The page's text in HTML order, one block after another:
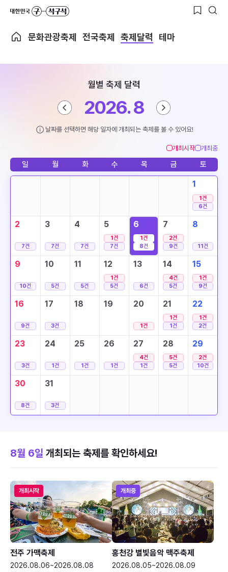
문화관광축제 전국축제 축제달력 테마
월별 축제 달력
2026. 8
날짜를 선택하면 해당 일자에 개최되는 축제를 볼 수 있어요!
개최시작 개최중
일 월 화 수 목 금 토
1
1건
6건
2
7건
3
7건
4
7건
5
1건
7건
6
1건
8건
7
2건
9건
8
11건
9
10건
10
5건
11
5건
12
1건
5건
13
6건
14
4건
5건
15
1건
9건
16
9건
17
3건
18 19 20
1건
21
1건
1건
22
1건
2건
23
3건
24
1건
25
1건
26
1건
27
4건
1건
28
5건
5건
29
2건
10건
30
8건
31
3건
8월 6일 개최되는 축제를 확인하세요!
개최시작
전주 가맥축제
2026.08.06~2026.08.08
개최중
홍천강 별빛음악 맥주축제
2026.08.05~2026.08.09